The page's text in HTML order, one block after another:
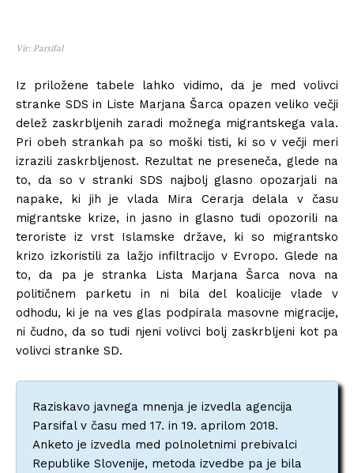
Vir: Parsifal
Iz priložene tabele lahko vidimo, da je med volivci
stranke SDS in Liste Marjana Šarca opazen veliko večji
delež zaskrbljenih zaradi možnega migrantskega vala.
Pri obeh strankah pa so moški tisti, ki so v večji meri
izrazili zaskrbljenost. Rezultat ne preseneča, glede na
to, da so v stranki SDS najbolj glasno opozarjali na
napake, ki jih je vlada Mira Cerarja delala v času
migrantske krize, in jasno in glasno tudi opozorili na
teroriste iz vrst Islamske države, ki so migrantsko
krizo izkoristili za lažjo infiltracijo v Evropo. Glede na
to, da pa je stranka Lista Marjana Šarca nova na
političnem parketu in ni bila del koalicije vlade v
odhodu, ki je na ves glas podpirala masovne migracije,
ni čudno, da so tudi njeni volivci bolj zaskrbljeni kot pa
volivci stranke SD.
Raziskavo javnega mnenja je izvedla agencija
Parsifal v času med 17. in 19. aprilom 2018.
Anketo je izvedla med polnoletnimi prebivalci
Republike Slovenije, metoda izvedbe pa je bila